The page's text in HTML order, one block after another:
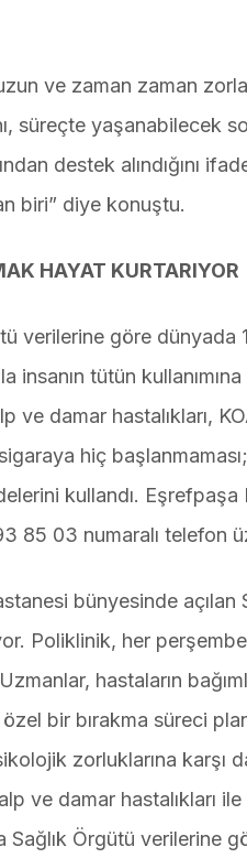
ve zaman zaman
süreçte yaşanabilecek
destek alındığını
biri” diye konuştu.
HAYAT KURTARIYOR
verilerine göre dünyada
insanın tütün
ve damar hastalıkları,
hiç
kullandı.
85 03 numaralı telefon
bünyesinde açılan
Poliklinik, her
hastaların
bir bırakma süreci
zorluklarına karşı
ve damar hastalıkları
Örgütü verilerine